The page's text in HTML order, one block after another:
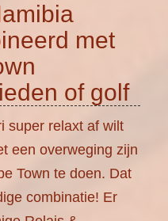
met
of golf
super relaxt af wilt
een overweging zijn
Town te doen. Dat
combinatie! Er